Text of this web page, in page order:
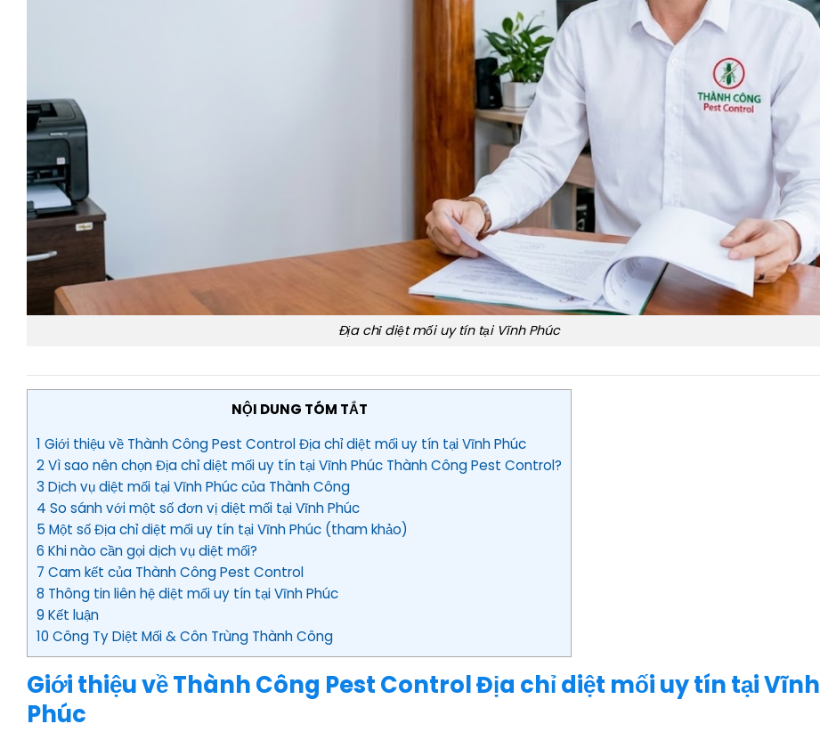
Địa chỉ diệt mối uy tín tại Vĩnh Phúc
NỘI DUNG TÓM TẮT
1 Giới thiệu về Thành Công Pest Control Địa chỉ diệt mối uy tín tại Vĩnh Phúc
2 Vì sao nên chọn Địa chỉ diệt mối uy tín tại Vĩnh Phúc Thành Công Pest Control?
3 Dịch vụ diệt mối tại Vĩnh Phúc của Thành Công
4 So sánh với một số đơn vị diệt mối tại Vĩnh Phúc
5 Một số Địa chỉ diệt mối uy tín tại Vĩnh Phúc (tham khảo)
6 Khi nào cần gọi dịch vụ diệt mối?
7 Cam kết của Thành Công Pest Control
8 Thông tin liên hệ diệt mối uy tín tại Vĩnh Phúc
9 Kết luận
10 Công Ty Diệt Mối & Côn Trùng Thành Công
Giới thiệu về Thành Công Pest Control Địa chỉ diệt mối uy tín tại Vĩnh
Phúc